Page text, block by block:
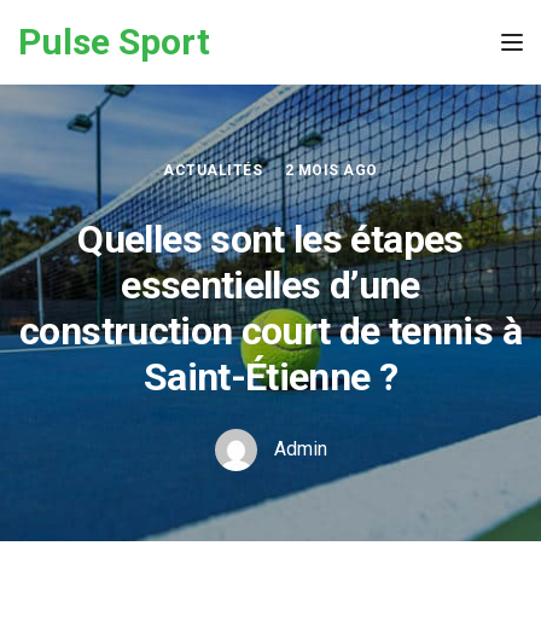
Pulse Sport
ACTUALITÉS 2 MOIS AGO
Quelles sont les étapes
essentielles d’une
construction court de tennis à
Saint-Étienne ?
Admin